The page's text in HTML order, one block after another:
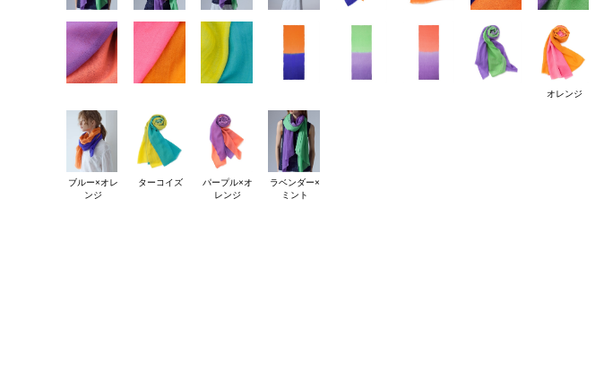
オレンジ
ブルー×オレ
ンジ
ターコイズ
パープル×オ
レンジ
ラベンダー×
ミント